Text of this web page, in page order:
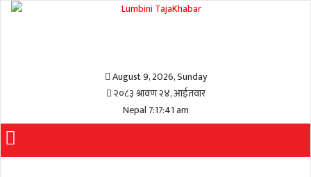
August 9, 2026, Sunday
२०८३ श्रावण २४, आईतवार
Nepal 7:17:42 am